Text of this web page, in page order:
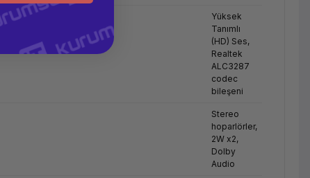
Yüksek
Tanımlı
(HD) Ses,
Realtek
ALC3287
codec
bileşeni
Stereo
hoparlörler,
2W x2,
Dolby
Audio